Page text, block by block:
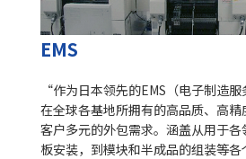
EMS
“作为日本领先的EMS（电子制造
在全球各基地所拥有的高品质、高精
客户多元的外包需求。涵盖从用于
板安装，到模块和半成品的组装等各